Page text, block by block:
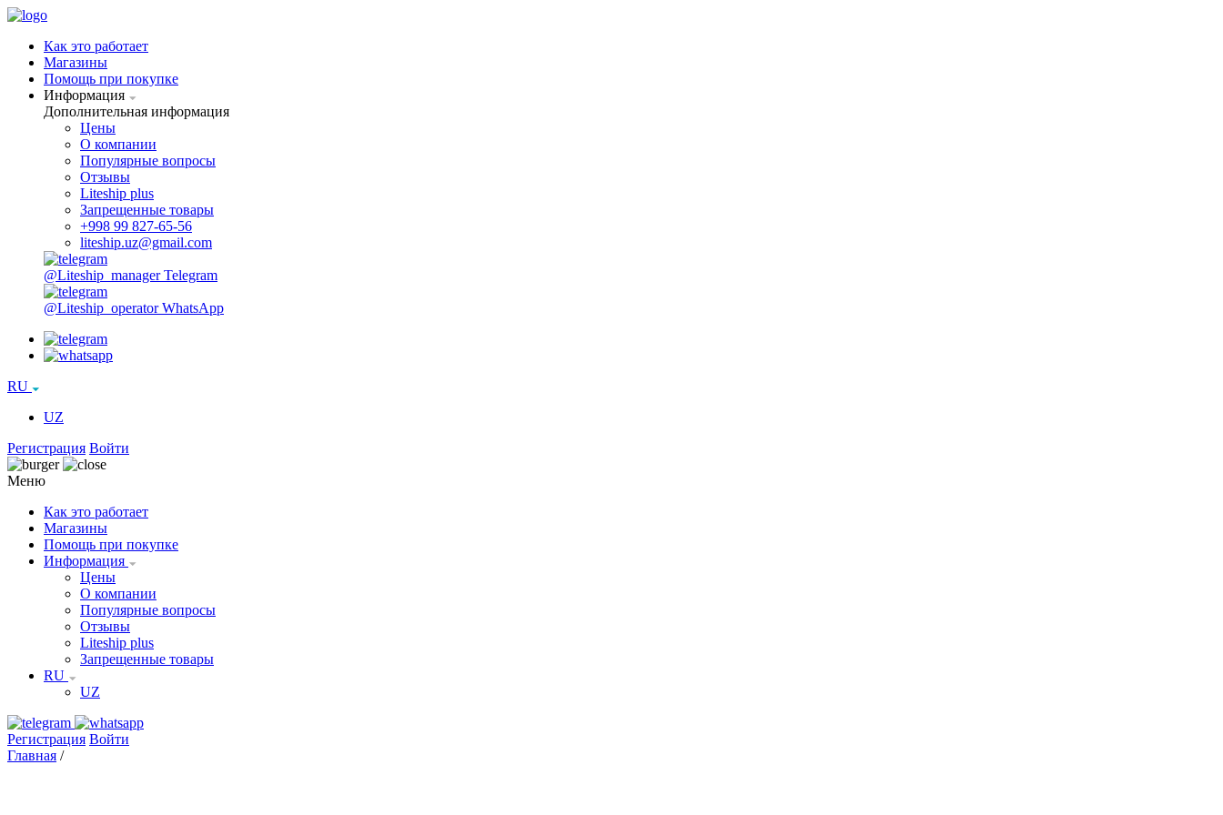
Как это работает
Магазины
Помощь при покупке
Информация
Дополнительная информация
Цены
О компании
Популярные вопросы
Отзывы
Liteship plus
Запрещенные товары
+998 99 827-65-56
liteship.uz@gmail.com
@Liteship_manager Telegram
@Liteship_operator WhatsApp
RU
UZ
Регистрация Войти
Меню
Как это работает
Магазины
Помощь при покупке
Информация
Цены
О компании
Популярные вопросы
Отзывы
Liteship plus
Запрещенные товары
RU
UZ
Регистрация Войти
Главная /